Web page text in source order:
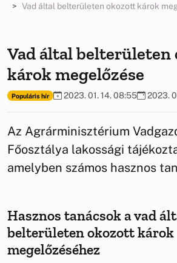
Vad által belterületen okozott károk
Vad által
károk megelőzése
Populáris hír 2023. 01. 14. 08:55 2023.
Az Agrárminisztérium
Főosztálya lakossági
amelyben számos hasznos
Hasznos tanácsok a vad
belterületen okozott károk
megelőzéséhez